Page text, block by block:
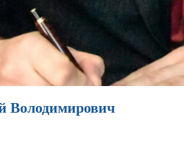
Володимирович